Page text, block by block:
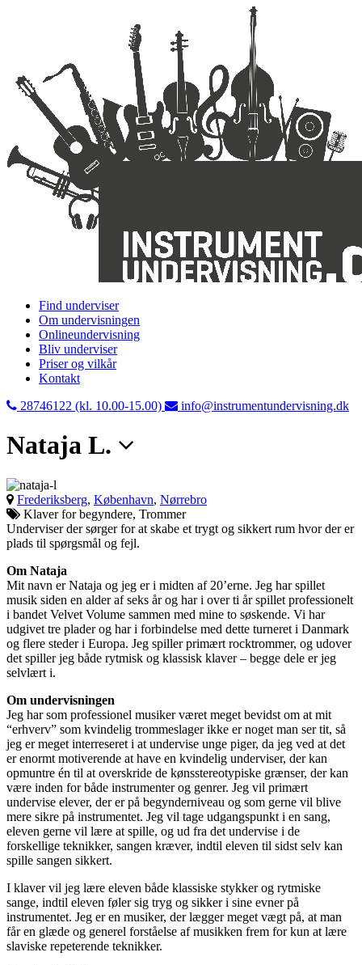
Find underviser
Om undervisningen
Onlineundervisning
Bliv underviser
Priser og vilkår
Kontakt
28746122 (kl. 10.00-15.00)
info@instrumentundervisning.dk
Nataja L.
Frederiksberg, København, Nørrebro
Klaver for begyndere, Trommer
Underviser der sørger for at skabe et trygt og sikkert rum hvor der er
plads til spørgsmål og fejl.
Om Nataja
Mit navn er Nataja og jeg er i midten af 20’erne. Jeg har spillet
musik siden en alder af seks år og har i over ti år spillet professionelt
i bandet Velvet Volume sammen med mine to søskende. Vi har
udgivet tre plader og har i forbindelse med dette turneret i Danmark
og flere steder i Europa. Jeg spiller primært rocktrommer, og udover
det spiller jeg både rytmisk og klassisk klaver – begge dele er jeg
selvlært i.
Om undervisningen
Jeg har som professionel musiker været meget bevidst om at mit
“erhverv” som kvindelig trommeslager ikke er noget man ser tit, så
jeg er meget interreseret i at undervise unge piger, da jeg ved at det
er enormt motiverende at have en kvindelig underviser, der kan
opmuntre én til at overskride de kønsstereotypiske grænser, der kan
være inden for både instrumenter og genrer. Jeg vil primært
undervise elever, der er på begynderniveau og som gerne vil blive
mere sikre på instrumentet. Jeg vil tage udgangspunkt i en sang,
eleven gerne vil lære at spille, og ud fra det undervise i de
forskellige teknikker, sangen kræver, indtil eleven til sidst selv kan
spille sangen sikkert.
I klaver vil jeg lære eleven både klassiske stykker og rytmiske
sange, indtil eleven føler sig tryg og sikker i sine evner på
instrumentet. Jeg er en musiker, der lægger meget vægt på, at man
får en glæde og generel forståelse af musikken frem for kun at lære
slaviske repeterende teknikker.